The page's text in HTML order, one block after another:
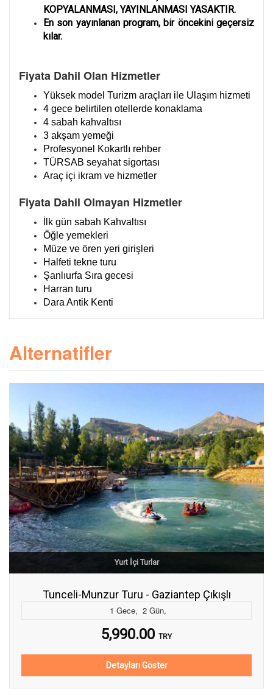
KOPYALANMASI, YAYINLANMASI YASAKTIR.
En son yayınlanan program, bir öncekini geçersiz
kılar.
Fiyata Dahil Olan Hizmetler
Yüksek model Turizm araçları ile Ulaşım hizmeti
4 gece belirtilen otellerde konaklama
4 sabah kahvaltısı
3 akşam yemeği
Profesyonel Kokartlı rehber
TÜRSAB seyahat sigortası
Araç içi ikram ve hizmetler
Fiyata Dahil Olmayan Hizmetler
İlk gün sabah Kahvaltısı
Öğle yemekleri
Müze ve ören yeri girişleri
Halfeti tekne turu
Şanlıurfa Sıra gecesi
Harran turu
Dara Antik Kenti
Alternatifler
Yurt İçi Turlar
Tunceli-Munzur Turu - Gaziantep Çıkışlı
1 Gece, 2 Gün,
5,990.00 TRY
Detayları Göster